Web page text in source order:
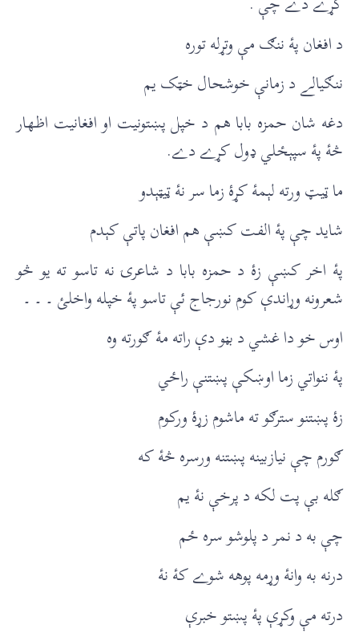
د افغان پۀ ننګ مې وتړله توره
ننګيالے د زمانې خوشحال خټک يم
دغه شان حمزه بابا هم د خپل پښتونيت او افغانيت اظهار
څۀ پۀ سپېځلي ډول کړے دے.
ما ټيټ ورته لېمۀ کړۀ زما سر نۀ ټيټېدو
شايد چې پۀ الفت کښې هم افغان پاتې کېدم
پۀ اخر کښې زۀ د حمزه بابا د شاعرۍ نه تاسو ته يو څو
شعرونه وړاندې کوم نورجاج ئې تاسو پۀ خپله واخلئ ۔ ۔ ۔
اوس خو دا غشي د بڼو دې راته مۀ ګورته وه
پۀ ننواتي زما اوښکې پښتنې راځي
زۀ پښتنو سترګو ته ماشوم زړۀ ورکوم
ګورم چې نيازبينه پښتنه ورسره څۀ که
ګله بې پت لکه د پرخې نۀ يم
چې به د نمر د پلوشو سره ځم
درنه به وانۀ وړمه پوهه شوے کۀ نۀ
درته مې وکړې پۀ پښتو خبرې